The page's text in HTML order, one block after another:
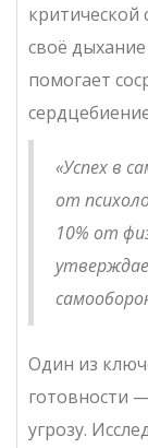
критической
своё
помогает
«Успех в
от
10% от
Один из
готовности
угрозу.